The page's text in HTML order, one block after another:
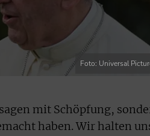
Foto: Universal
mit Schöpfung,
haben. Wir halten